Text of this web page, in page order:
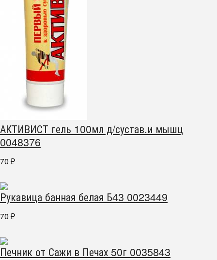
АКТИВИСТ гель 100мл д/сустав.и мышц
0048376
70 ₽
Рукавица банная белая Б43 0023449
70 ₽
Печник от Сажи в Печах 50г 0035843